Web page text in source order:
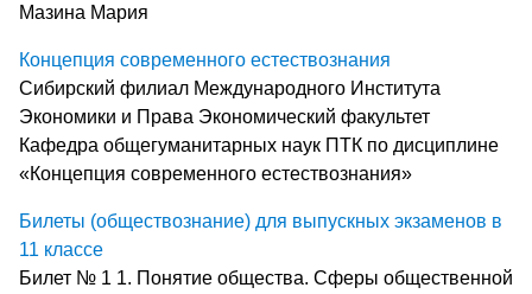
Мазина Мария
Концепция современного естествознания
Сибирский филиал Международного Института
Экономики и Права Экономический факультет
Кафедра общегуманитарных наук ПТК по дисциплине
«Концепция современного естествознания»
Билеты (обществознание) для выпускных экзаменов в
11 классе
Билет № 1 1. Понятие общества. Сферы общественной